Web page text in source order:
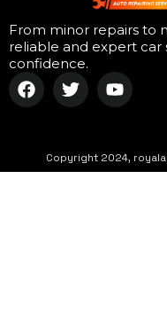
From minor repairs to
reliable and expert car
confidence.
Copyright 2024,